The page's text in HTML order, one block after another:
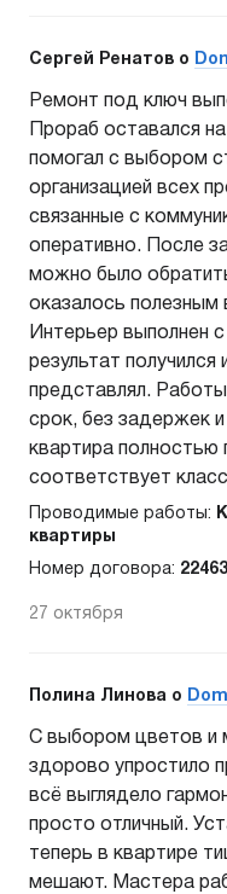
Сергей Ренатов o
Ремонт под ключ
Прораб оставался
помогал с выбором
организацией всех
связанные с
оперативно. После
можно было
оказалось полезным
Интерьер выполнен
результат
представлял.
срок, без задержек
квартира полностью
соответствует
Проводимые работы:
квартиры
Номер договора:
27 октября
Полина Линова o
С выбором цветов и
здорово упростило
всё выглядело
просто отличный.
теперь в квартире
мешают. Мастера